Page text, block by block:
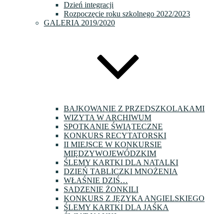
Dzień integracji
Rozpoczęcie roku szkolnego 2022/2023
GALERIA 2019/2020
BAJKOWANIE Z PRZEDSZKOLAKAMI
WIZYTA W ARCHIWUM
SPOTKANIE ŚWIĄTECZNE
KONKURS RECYTATORSKI
II MIEJSCE W KONKURSIE
MIĘDZYWOJEWÓDZKIM
ŚLEMY KARTKI DLA NATALKI
DZIEŃ TABLICZKI MNOŻENIA
WŁAŚNIE DZIŚ…
SADZENIE ŻONKILI
KONKURS Z JĘZYKA ANGIELSKIEGO
ŚLEMY KARTKI DLA JAŚKA